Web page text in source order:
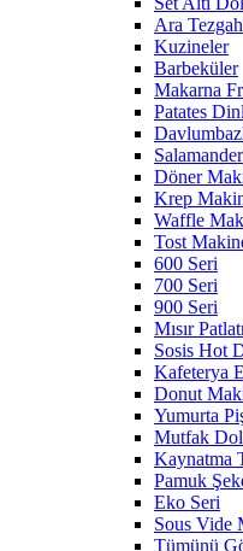
Ara
Kuzineler
Barbeküler
Makarna
Patates
Salamander
Döner
Krep
Waffle
Tost
600 Seri
700 Seri
900 Seri
Mısır
Sosis Hot
Kafeterya
Donut
Yumurta
Mutfak
Kaynatma
Pamuk
Eko Seri
Sous Vide
Tümünü